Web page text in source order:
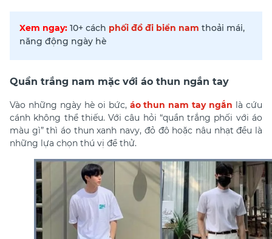
Xem ngay: 10+ cách phối đồ đi biển nam thoải mái,
năng động ngày hè
Quần trắng nam mặc với áo thun ngắn tay
Vào những ngày hè oi bức, áo thun nam tay ngắn là cứu
cánh không thể thiếu. Với câu hỏi “quần trắng phối với áo
màu gì” thì áo thun xanh navy, đỏ đô hoặc nâu nhạt đều là
những lựa chọn thú vị để thử.